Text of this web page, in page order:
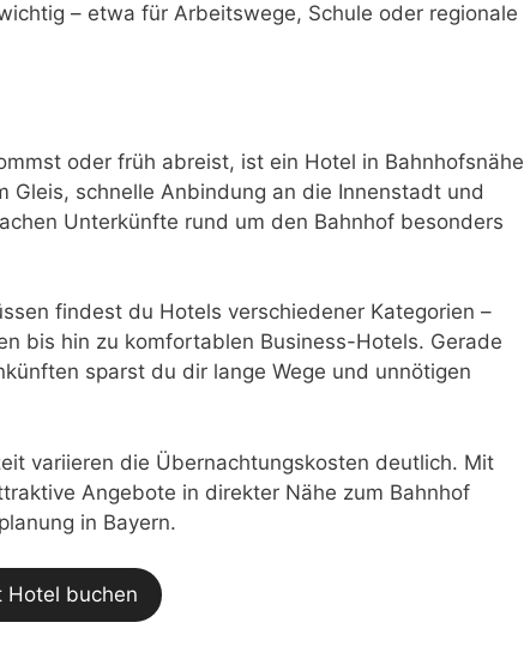
– etwa für Arbeitswege, Schule oder regionale
oder früh abreist, ist ein Hotel in Bahnhofsnähe
Gleis, schnelle Anbindung an die Innenstadt und
Unterkünfte rund um den Bahnhof besonders
findest du Hotels verschiedener Kategorien –
bis hin zu komfortablen Business-Hotels. Gerade
sparst du dir lange Wege und unnötigen
variieren die Übernachtungskosten deutlich. Mit
Angebote in direkter Nähe zum Bahnhof
in Bayern.
Hotel buchen